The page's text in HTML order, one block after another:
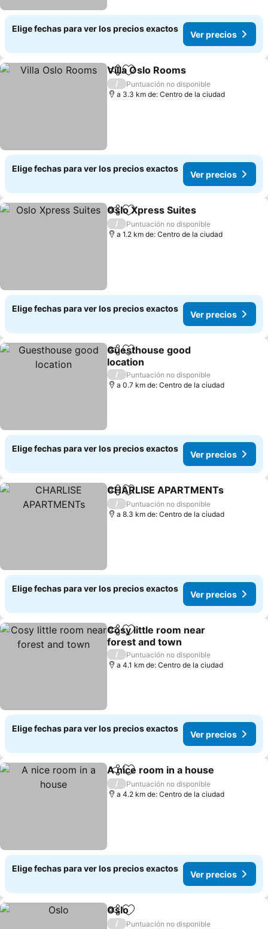
Elige fechas para ver los precios exactos
Ver precios
CompartirAgregar a favoritos
Villa Oslo Rooms
/
Puntuación no disponible
a 3.3 km de: Centro de la ciudad
Elige fechas para ver los precios exactos
Ver precios
CompartirAgregar a favoritos
Oslo Xpress Suites
/
Puntuación no disponible
a 1.2 km de: Centro de la ciudad
Elige fechas para ver los precios exactos
Ver precios
CompartirAgregar a favoritos
Guesthouse good
location
Ver precios
/
Puntuación no disponible
a 0.7 km de: Centro de la ciudad
Elige fechas para ver los precios exactos
Ver precios
CompartirAgregar a favoritos
CHARLISE APARTMENTs
/
Puntuación no disponible
a 8.3 km de: Centro de la ciudad
Elige fechas para ver los precios exactos
Ver precios
CompartirAgregar a favoritos
Cosy little room near
forest and town
Ver precios
/
Puntuación no disponible
a 4.1 km de: Centro de la ciudad
Elige fechas para ver los precios exactos
Ver precios
CompartirAgregar a favoritos
A nice room in a house
/
Puntuación no disponible
a 4.2 km de: Centro de la ciudad
Elige fechas para ver los precios exactos
Ver precios
CompartirAgregar a favoritos
Oslo
/
Puntuación no disponible